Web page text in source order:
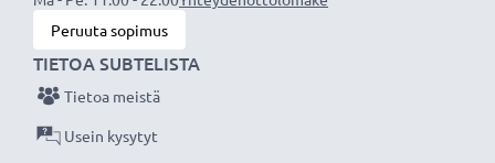
Peruuta sopimus
TIETOA SUBTELISTA
Tietoa meistä
Usein kysytyt